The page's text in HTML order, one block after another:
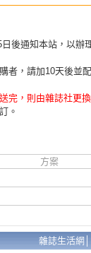
後通知本站，以辦
者，請加10天後並
完，則由雜誌社更
。
方案
雜誌生活網